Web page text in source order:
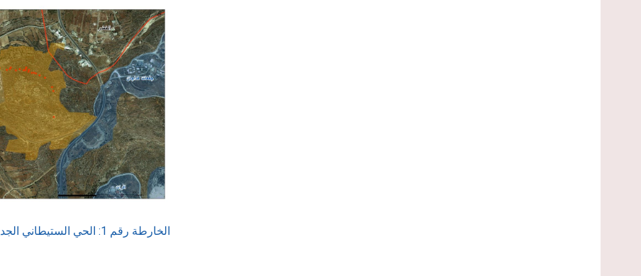
الخارطة رقم 1: الحي الستيطاني الجديد على أراضي بلدة الخضر